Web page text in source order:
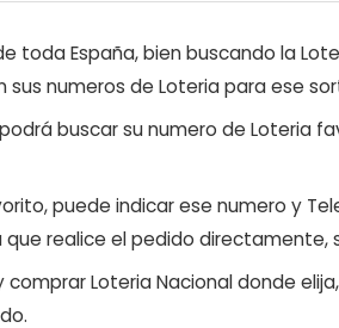
toda España, bien buscando la
numeros de Loteria para ese
buscar su numero de Loteria
puede indicar ese numero y
realice el pedido directamente,
comprar Loteria Nacional donde